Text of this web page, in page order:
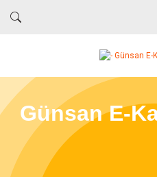
Günsan E-